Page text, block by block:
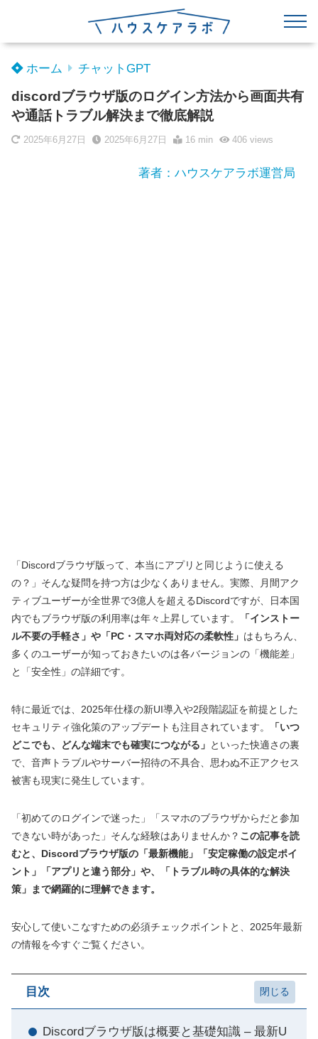
ホーム チャットGPT
discordブラウザ版のログイン方法から画面共有
や通話トラブル解決まで徹底解説
2025年6月27日 2025年6月27日 16 min 406views
著者：ハウスケアラボ運営局
「Discordブラウザ版って、本当にアプリと同じように使える
の？」そんな疑問を持つ方は少なくありません。実際、月間アク
ティブユーザーが全世界で3億人を超えるDiscordですが、日本国
内でもブラウザ版の利用率は年々上昇しています。
「インストー
ル不要の手軽さ」や「PC・スマホ両対応の柔軟性」 はもちろん、
多くのユーザーが知っておきたいのは各バージョンの「機能差」
と「安全性」の詳細です。
特に最近では、2025年仕様の新UI導入や2段階認証を前提とした
セキュリティ強化策のアップデートも注目されています。
「いつ
どこでも、どんな端末でも確実につながる」 といった快適さの裏
で、音声トラブルやサーバー招待の不具合、思わぬ不正アクセス
被害も現実に発生しています。
「初めてのログインで迷った」「スマホのブラウザからだと参加
できない時があった」そんな経験はありませんか？ この記事を読
むと、Discordブラウザ版の「最新機能」「安定稼働の設定ポイ
ント」「アプリと違う部分」や、「トラブル時の具体的な解決
策」まで網羅的に理解できます。
安心して使いこなすための必須チェックポイントと、2025年最新
の情報を今すぐご覧ください。
目次
Discordブラウザ版は概要と基礎知識 – 最新U